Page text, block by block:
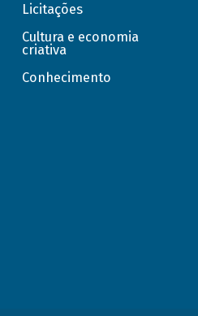
Licitações
Cultura e economia
criativa
Conhecimento